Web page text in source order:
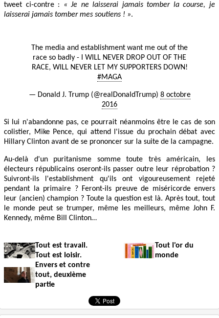
tweet ci-contre : « Je ne laisserai jamais tomber la course, je
laisserai jamais tomber mes soutiens ! ».
The media and establishment want me out of the
race so badly - I WILL NEVER DROP OUT OF THE
RACE, WILL NEVER LET MY SUPPORTERS DOWN!
#MAGA
— Donald J. Trump (@realDonaldTrump) 8 octobre
2016
Si lui n'abandonne pas, ce pourrait néanmoins être le cas de son
colistier, Mike Pence, qui attend l'issue du prochain débat avec
Hillary Clinton avant de se prononcer sur la suite de la campagne.
Au-delà d'un puritanisme somme toute très américain, les
électeurs républicains oseront-ils passer outre leur réprobation ?
Suivront-ils l'establishment qu'ils ont vigoureusement rejeté
pendant la primaire ? Feront-ils preuve de miséricorde envers
leur (ancien) champion ? Toute la question est là. Après tout, tout
le monde peut se trumper, même les meilleurs, même John F.
Kennedy, même Bill Clinton…
Tout est travail.
Tout est loisir.
Tout l'or du
monde
Envers et contre
tout, deuxième
partie